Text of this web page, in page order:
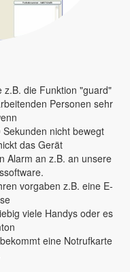
z.B. die Funktion "guard"
Personen sehr
nicht bewegt
das Gerät
Alarm an z.B. an unsere
vorgaben z.B. eine E-
viele Handys oder es
eine Notrufkarte